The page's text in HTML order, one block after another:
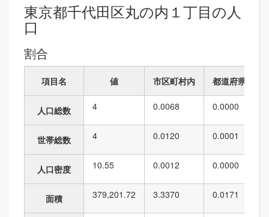
東京都千代田区丸の内１丁目の人
口
割合
項目名 値 市区町村内 都道府県内
人口総数 4 0.0068 0.0000
世帯総数 4 0.0120 0.0001
人口密度 10.55 0.0012 0.0000
面積 379,201.72 3.3370 0.0171